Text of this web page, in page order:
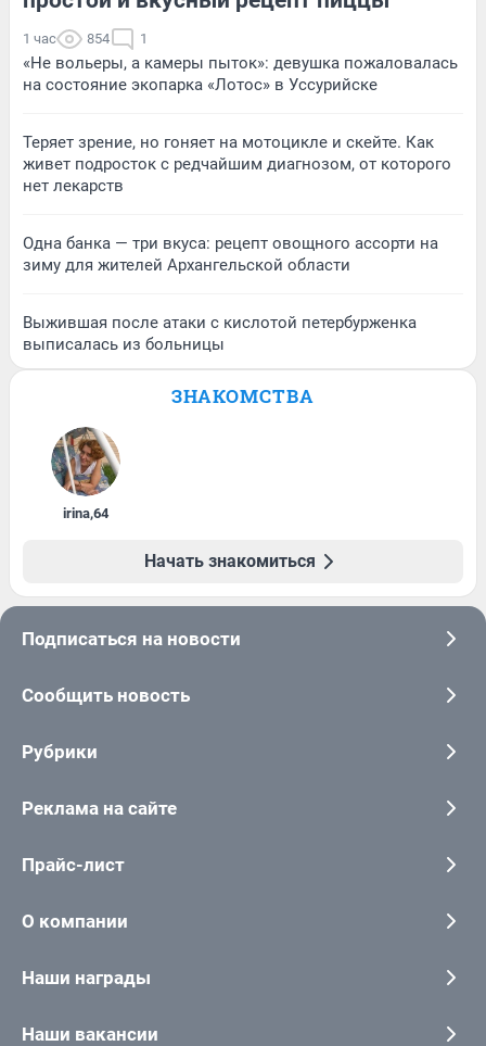
1 час 854 1
«Не вольеры, а камеры пыток»: девушка пожаловалась
на состояние экопарка «Лотос» в Уссурийске
Теряет зрение, но гоняет на мотоцикле и скейте. Как
живет подросток с редчайшим диагнозом, от которого
нет лекарств
Одна банка — три вкуса: рецепт овощного ассорти на
зиму для жителей Архангельской области
Выжившая после атаки с кислотой петербурженка
выписалась из больницы
ЗНАКОМСТВА
irina,64
Начать знакомиться
Подписаться на новости
Сообщить новость
Рубрики
Реклама на сайте
Прайс-лист
О компании
Наши награды
Наши вакансии